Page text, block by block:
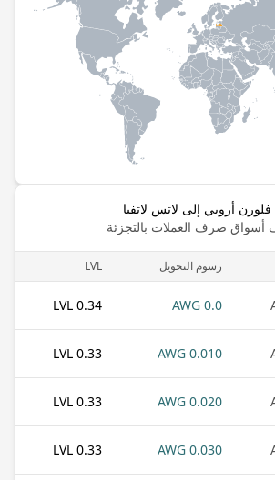
أروبي إلى لاتس لاتفيا
أسواق صرف العملات بالتجزئة
رسوم التحويل LVL
0.0 AWG
0.34 LVL
0.010 AWG
0.33 LVL
0.020 AWG
0.33 LVL
0.030 AWG
0.33 LVL